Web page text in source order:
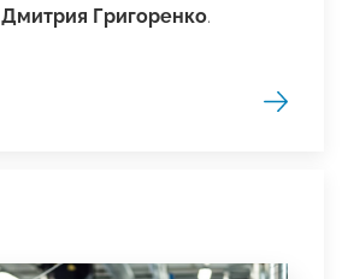
Дмитрия Григоренко.